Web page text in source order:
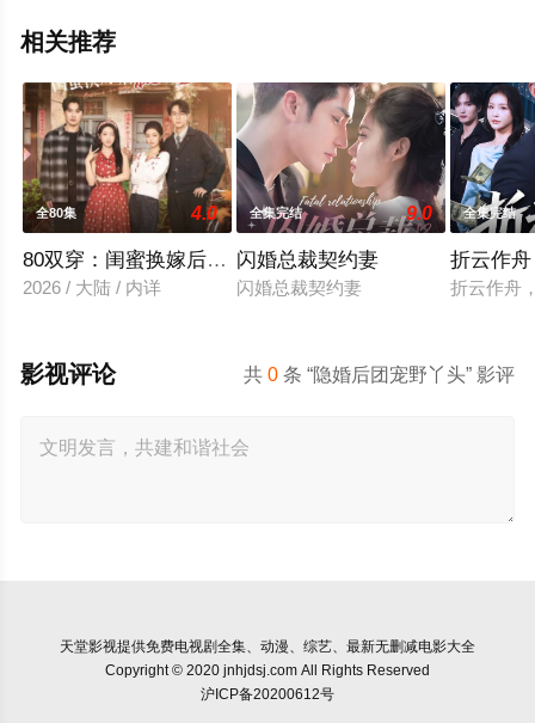
相关推荐
全80集 4.0
80双穿：闺蜜换嫁后赢麻了
2026 / 大陆 / 内详
全集完结 9.0
闪婚总裁契约妻
闪婚总裁契约妻
全集完结
折云作
折云作舟
共0 条 “隐婚后团宠野丫头” 影评
影视评论
天堂影视提供免费电视剧全集、动漫、综艺、最新无删减电影大全
Copyright © 2020 jnhjdsj.com All Rights Reserved
沪ICP备20200612号